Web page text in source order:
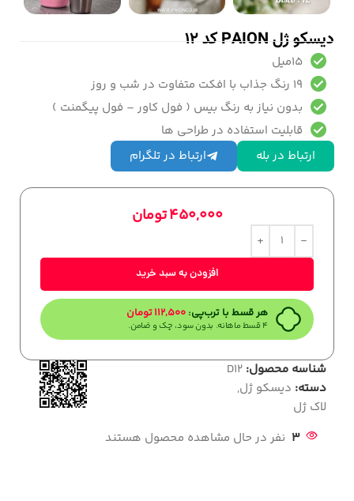
دیسکو ژل PAION کد 12
15میل
19 رنگ جذاب با افکت متفاوت در شب و روز
بدون نیاز به رنگ بیس ( فول کاور – فول پیگمنت )
قابلیت استفاده در طراحی ها
ارتباط در بله
ارتباط در تلگرام
450,000تومان
افزودن به سبد خرید
هر قسط با ترب‌پی: 112,500تومان
۴ قسط ماهانه. بدون سود، چک و ضامن.
شناسه محصول: D12
دسته: دیسکو ژل,
لاک ژل
3 نفر در حال مشاهده محصول هستند